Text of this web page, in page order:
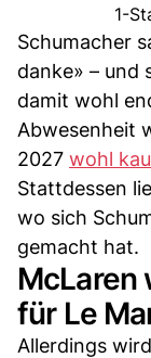
1-
Schumacher
danke» – und
damit wohl
Abwesenheit
2027 wohl
Stattdessen
wo sich
gemacht hat.
McLaren
für Le
Allerdings